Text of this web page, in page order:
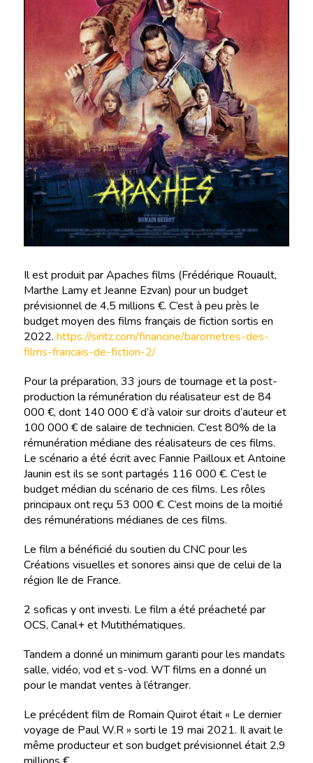
Il est produit par Apaches films (Frédérique Rouault,
Marthe Lamy et Jeanne Ezvan) pour un budget
prévisionnel de 4,5 millions €. C’est à peu près le
budget moyen des films français de fiction sortis en
2022. https://siritz.com/financine/barometres-des-
films-francais-de-fiction-2/
Pour la préparation, 33 jours de tournage et la post-
production la rémunération du réalisateur est de 84
000 €, dont 140 000 € d’à valoir sur droits d’auteur et
100 000 € de salaire de technicien. C’est 80% de la
rémunération médiane des réalisateurs de ces films.
Le scénario a été écrit avec Fannie Pailloux et Antoine
Jaunin est ils se sont partagés 116 000 €. C’est le
budget médian du scénario de ces films. Les rôles
principaux ont reçu 53 000 €. C’est moins de la moitié
des rémunérations médianes de ces films.
Le film a bénéficié du soutien du CNC pour les
Créations visuelles et sonores ainsi que de celui de la
région Ile de France.
2 soficas y ont investi. Le film a été préacheté par
OCS, Canal+ et Mutithématiques.
Tandem a donné un minimum garanti pour les mandats
salle, vidéo, vod et s-vod. WT films en a donné un
pour le mandat ventes à l’étranger.
Le précédent film de Romain Quirot était « Le dernier
voyage de Paul W.R » sorti le 19 mai 2021. Il avait le
même producteur et son budget prévisionnel était 2,9